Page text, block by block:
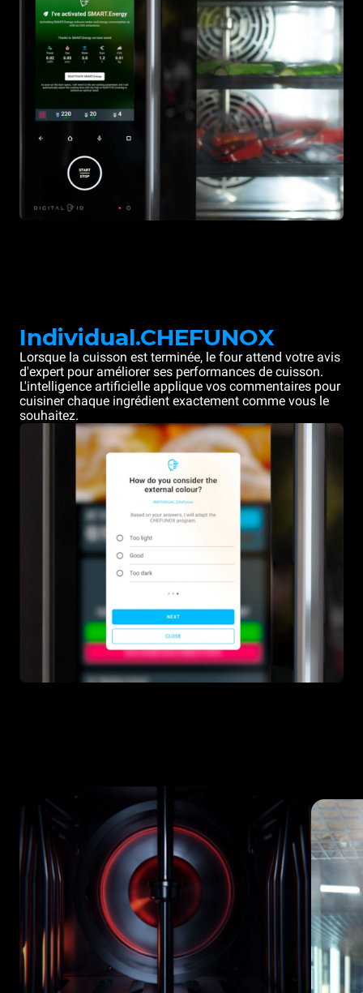
Individual.CHEFUNOX
Lorsque la cuisson est terminée, le four attend votre avis
d'expert pour améliorer ses performances de cuisson.
L'intelligence artificielle applique vos commentaires pour
cuisiner chaque ingrédient exactement comme vous le
souhaitez.